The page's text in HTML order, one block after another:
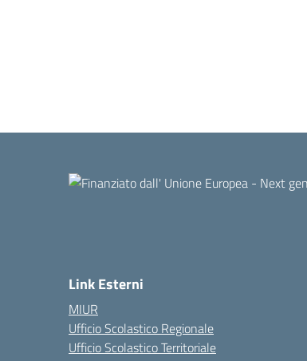
Link Esterni
MIUR
Ufficio Scolastico Regionale
Ufficio Scolastico Territoriale